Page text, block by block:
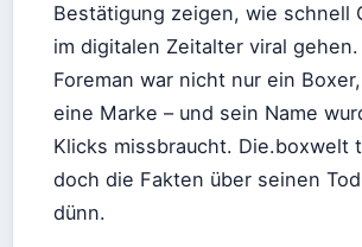
Bestätigung zeigen, wie schnell
im digitalen Zeitalter viral gehen.
Foreman war nicht nur ein
eine Marke – und sein Name
Klicks missbraucht. Die.boxwelt
doch die Fakten über seinen
dünn.